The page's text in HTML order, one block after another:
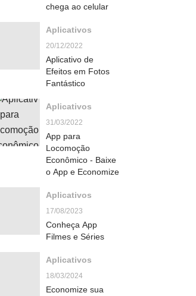
chega ao celular
Aplicativos
20/12/2022
Aplicativo de
Efeitos em Fotos
Fantástico
Aplicativos
31/03/2022
App para
Locomoção
Econômico - Baixe
o App e Economize
Aplicativos
17/08/2023
Conheça App
Filmes e Séries
Aplicativos
18/03/2024
Economize sua